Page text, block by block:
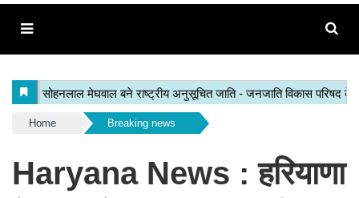
Home Breaking news
Haryana News : हरियाणा